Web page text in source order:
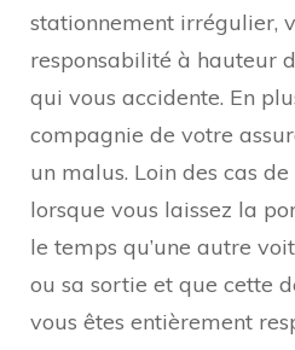
stationnement irrégulier,
responsabilité à hauteur
qui vous accidente. En
compagnie de votre
un malus. Loin des cas
lorsque vous laissez la
le temps qu’une autre
ou sa sortie et que cette
vous êtes entièrement